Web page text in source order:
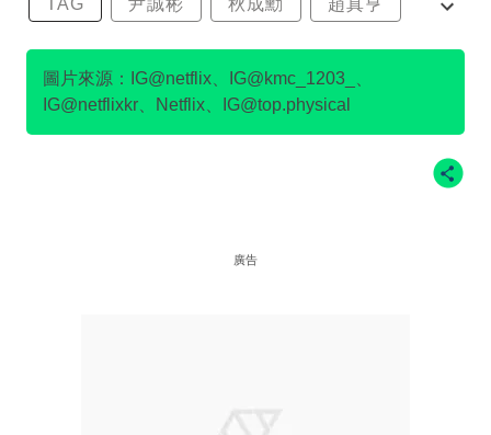
金民澈
圖片來源：IG@netflix、IG@kmc_1203_、
IG@netflixkr、Netflix、IG@top.physical
廣告